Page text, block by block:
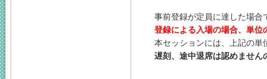
事前登録が定員に達した場
登録による入場の場合、単位
本セッションには、上記の単
遅刻、途中退席は認めません